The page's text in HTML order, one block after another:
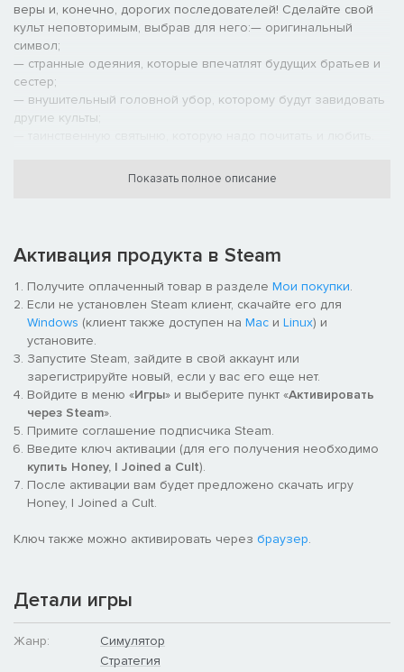
веры и, конечно, дорогих последователей! Сделайте свой
культ неповторимым, выбрав для него:— оригинальный
символ;
— странные одеяния, которые впечатлят будущих братьев и
сестер;
— внушительный головной убор, которому будут завидовать
другие культы;
каждый в культе мог полностью раскрыть свой потенциал!
Руководство культом
Щеголять с утра до ночи в прикольном наряде мало, нужно
еще и думать о том, чтобы культ работал как часы в
гипнотизирующем маятнике. Готовьте расписания для членов
культа, повышайте их уровень и занимайтесь вопросами
продовольствия и прочими хозяйственными делами.
Назначайте индивидуальные задачи разной срочности и
докажите действенность микроменеджмента!
Рост культа
Пустите в ход все свое обаяние и вербуйте сторонников,
которые принесут новые ресурсы и со временем поднимутся
до полноправных участников культа. Недовольные
Лидер культа
Глава вашего культа — очень требовательная персона. То
Показать полное описание
Активация продукта в Steam
Получите оплаченный товар в разделе Мои покупки.
Если не установлен Steam клиент, скачайте его для
Windows (клиент также доступен на Mac и Linux) и
установите.
Запустите Steam, зайдите в свой аккаунт или
зарегистрируйте новый, если у вас его еще нет.
Войдите в меню «Игры» и выберите пункт «Активировать
через Steam».
Примите соглашение подписчика Steam.
Введите ключ активации (для его получения необходимо
купить Honey, I Joined a Cult).
После активации вам будет предложено скачать игру
Honey, I Joined a Cult.
Ключ также можно активировать через браузер.
Детали игры
Жанр:
Симулятор
Стратегия